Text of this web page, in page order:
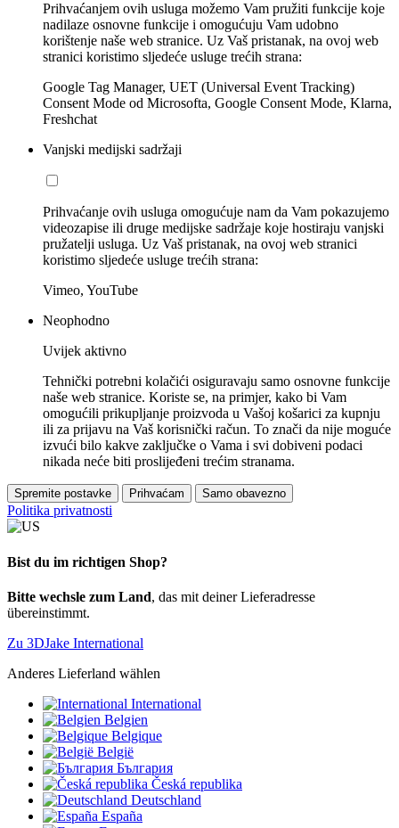
Prihvaćanjem ovih usluga možemo Vam pružiti funkcije koje
nadilaze osnovne funkcije i omogućuju Vam udobno
korištenje naše web stranice. Uz Vaš pristanak, na ovoj web
stranici koristimo sljedeće usluge trećih strana:
Google Tag Manager, UET (Universal Event Tracking)
Consent Mode od Microsofta, Google Consent Mode, Klarna,
Freshchat
Vanjski medijski sadržaji
Prihvaćanje ovih usluga omogućuje nam da Vam pokazujemo
videozapise ili druge medijske sadržaje koje hostiraju vanjski
pružatelji usluga. Uz Vaš pristanak, na ovoj web stranici
koristimo sljedeće usluge trećih strana:
Vimeo, YouTube
Neophodno
Uvijek aktivno
Tehnički potrebni kolačići osiguravaju samo osnovne funkcije
naše web stranice. Koriste se, na primjer, kako bi Vam
omogućili prikupljanje proizvoda u Vašoj košarici za kupnju
ili za prijavu na Vaš korisnički račun. To znači da nije moguće
izvući bilo kakve zaključke o Vama i svi dobiveni podaci
nikada neće biti proslijeđeni trećim stranama.
Spremite postavke Prihvaćam Samo obavezno
Politika privatnosti
Bist du im richtigen Shop?
Bitte wechsle zum Land, das mit deiner Lieferadresse
übereinstimmt.
Zu 3DJake International
Anderes Lieferland wählen
International
Belgien
Belgique
België
България
Česká republika
Deutschland
España